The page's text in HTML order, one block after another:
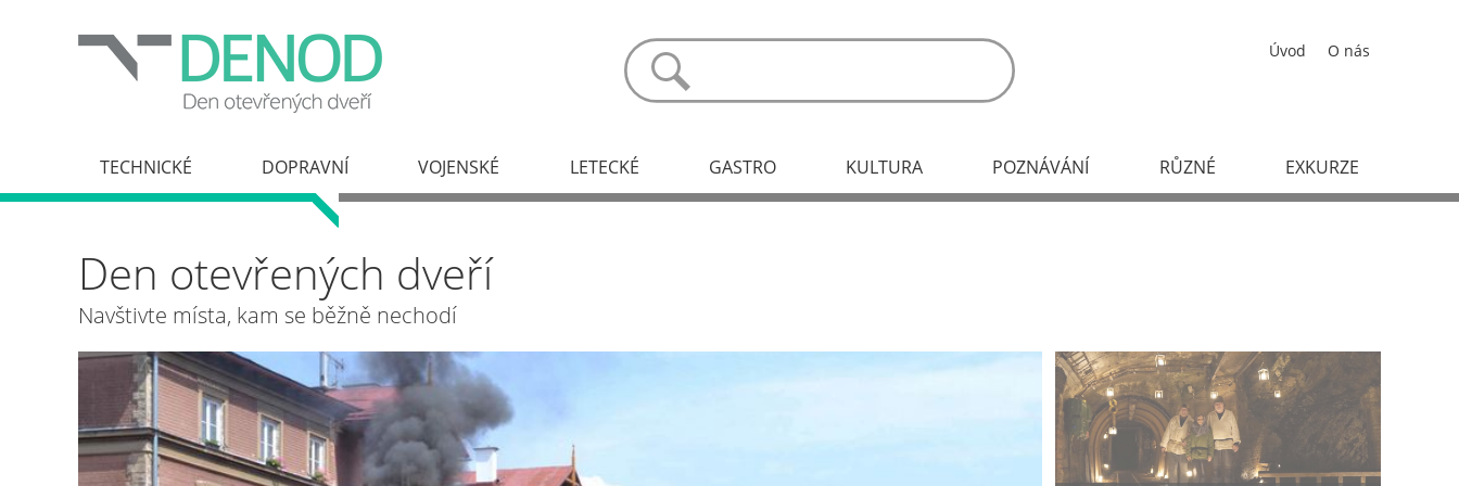
Den otevřených dveří
Navštivte místa, kam se běžně nechodí
Úvod O nás
TECHNICKÉ DOPRAVNÍ VOJENSKÉ LETECKÉ GASTRO KULTURA POZNÁVÁNÍ RŮZNÉ EXKURZE